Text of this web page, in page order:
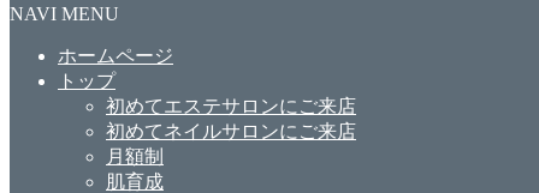
NAVI MENU
ホームページ
トップ
初めてエステサロンにご来店
初めてネイルサロンにご来店
月額制
肌育成